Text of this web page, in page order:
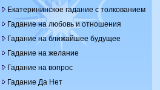
Екатерининское гадание с толкованием
Гадание на любовь и отношения
Гадание на ближайшее будущее
Гадание на желание
Гадание на вопрос
Гадание Да Нет